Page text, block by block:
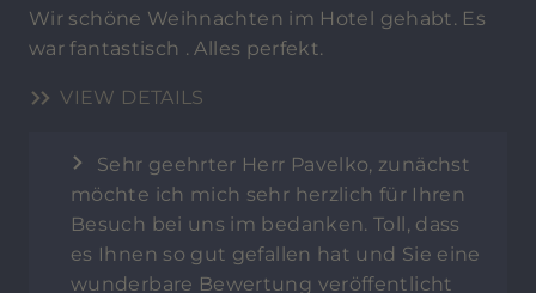
Wir schöne Weihnachten im Hotel gehabt. Es
war fantastisch . Alles perfekt.
VIEW DETAILS
Sehr geehrter Herr Pavelko, zunächst
möchte ich mich sehr herzlich für Ihren
Besuch bei uns im bedanken. Toll, dass
es Ihnen so gut gefallen hat und Sie eine
wunderbare Bewertung veröffentlicht